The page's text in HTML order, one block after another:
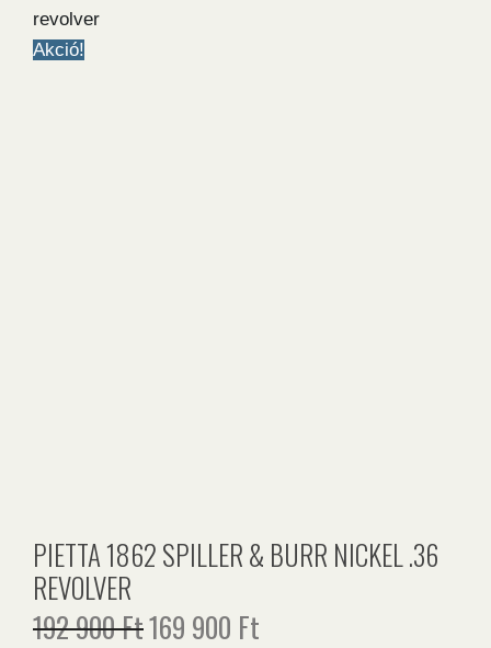
revolver
Akció!
PIETTA 1862 SPILLER & BURR NICKEL .36
REVOLVER
192 900Ft Original
169 900 Ft